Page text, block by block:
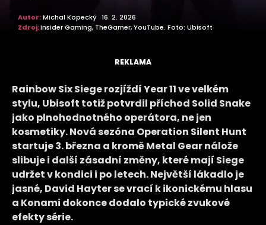
Autor:Michal Kopecký 16. 2. 2026
Zdroj:Insider Gaming, TheGamer, YouTube. Foto: Ubisoft
REKLAMA
Rainbow Six Siege rozjíždí Year 11 ve velkém
stylu, Ubisoft totiž potvrdil příchod Solid Snake
jako plnohodnotného operátora, ne jen
kosmetiky. Nová sezóna Operation Silent Hunt
startuje 3. března a kromě Metal Gear nálože
slibuje i další zásadní změny, které mají Siege
udržet v kondici i po letech. Největší lákadlo je
jasné, David Hayter se vrací k ikonickému hlasu
a Konami dokonce dodalo typické zvukové
efekty série.